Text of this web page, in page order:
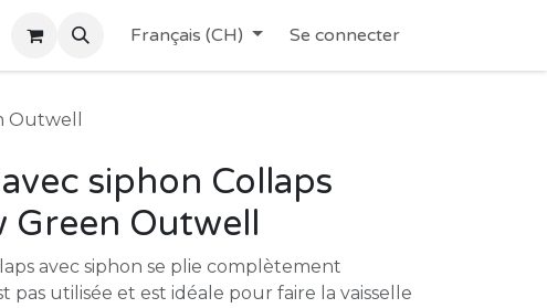
Français (CH) Se connecter
Outwell
siphon Collaps
Green Outwell
avec siphon se plie complètement
pas utilisée et est idéale pour faire la vaisselle